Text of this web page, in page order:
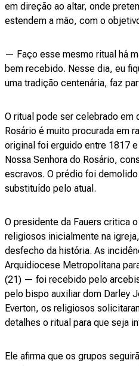
em direção ao altar, onde
estendem a mão, com o
— Faço esse mesmo ritual há
bem recebido. Nesse dia, eu
uma tradição centenária, faz
O ritual pode ser celebrado em
Rosário é muito procurada em
original foi erguido entre 1817
Nossa Senhora do Rosário,
escravos. O prédio foi
substituído pelo atual.
O presidente da Fauers critica
religiosos inicialmente na
desfecho da história. As
Arquidiocese Metropolitana
(21) — foi recebido pelo
pelo bispo auxiliar dom Darley
Everton, os religiosos
detalhes o ritual para que seja
Ele afirma que os grupos